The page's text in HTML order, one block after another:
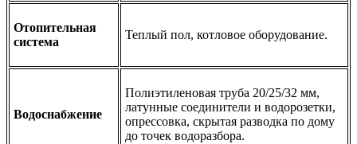
Отопительная
система
Теплый пол, котловое оборудование.
Водоснабжение
Полиэтиленовая труба 20/25/32 мм,
латунные соединители и водорозетки,
опрессовка, скрытая разводка по дому
до точек водоразбора.